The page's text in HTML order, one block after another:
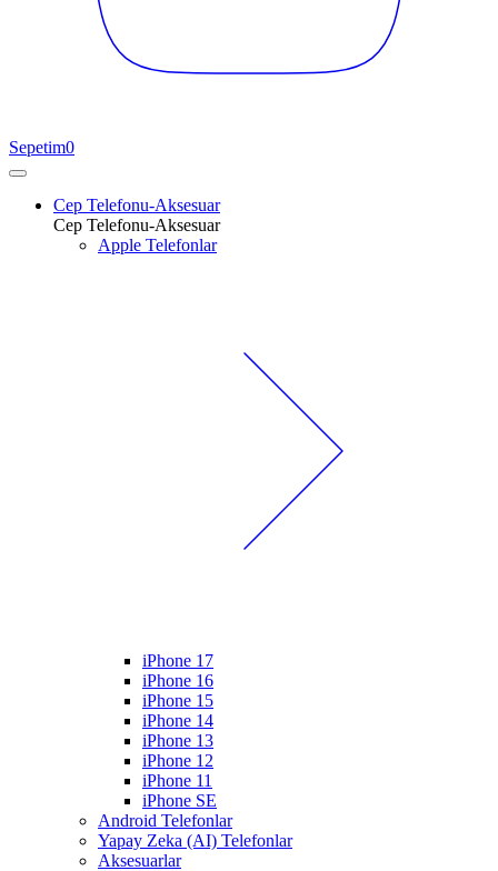
Sepetim0
Cep Telefonu-Aksesuar
Cep Telefonu-Aksesuar
Apple Telefonlar
iPhone 17
iPhone 16
iPhone 15
iPhone 14
iPhone 13
iPhone 12
iPhone 11
iPhone SE
Android Telefonlar
Yapay Zeka (AI) Telefonlar
Aksesuarlar